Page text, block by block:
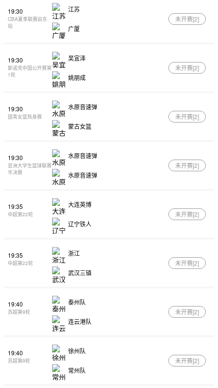
19:30
CBA夏季联赛启东
站
江苏
广厦
未开赛[2]
19:30
斯诺克中国公开赛第
1轮
吴宜泽
姚朋成
未开赛[2]
19:30
国青女篮热身赛
水原音速弹
蒙古女篮
未开赛[2]
19:30
亚洲大学生篮球联赛
半决赛
水原音速弹
水原音速弹
未开赛[2]
19:35
中超第22轮
大连英博
辽宁铁人
未开赛[2]
19:35
中超第22轮
浙江
武汉三镇
未开赛[2]
19:40
苏超第9轮
泰州队
连云港队
未开赛[2]
19:40
苏超第9轮
徐州队
常州队
未开赛[2]